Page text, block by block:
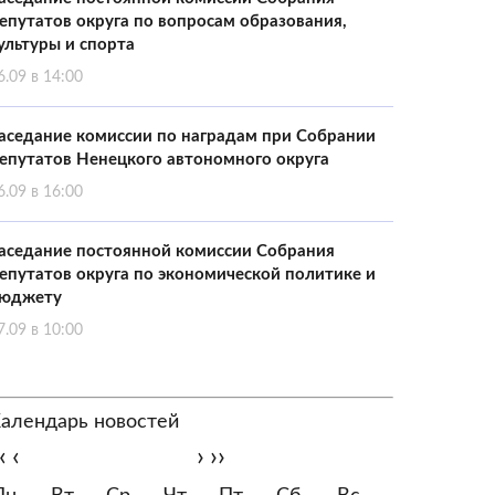
округа по вопросам образования,
и спорта
в 14:00
комиссии по наградам при Собрании
Ненецкого автономного округа
в 16:00
постоянной комиссии Собрания
округа по экономической политике и
в 10:00
новостей
‹ › ››